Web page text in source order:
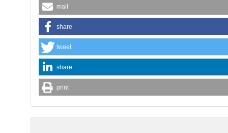
mail
share
tweet
share
print